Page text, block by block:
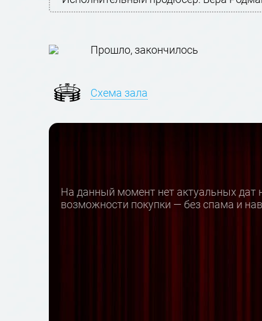
Прошло, закончилось
Схема зала
На данный момент нет актуальных дат
возможности покупки — без спама и